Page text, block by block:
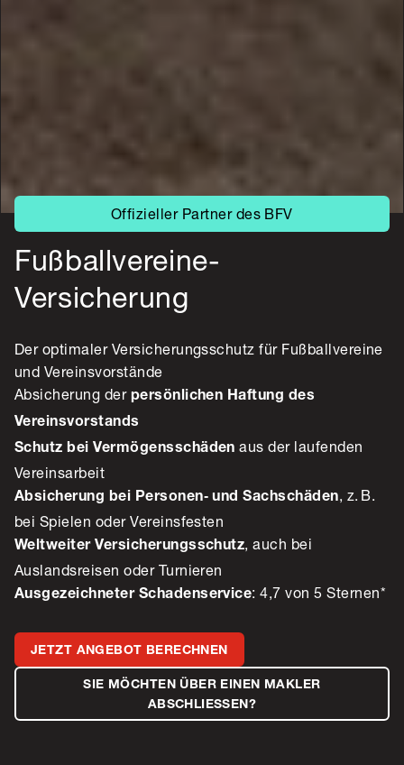
Fußballvereine-
Versicherung
Der optimaler Versicherungsschutz für Fußballvereine
und Vereinsvorstände
Absicherung der persönlichen Haftung des
Vereinsvorstands
Schutz bei Vermögensschäden aus der laufenden
Vereinsarbeit
Absicherung bei Personen‑ und Sachschäden, z. B.
bei Spielen oder Vereinsfesten
Weltweiter Versicherungsschutz, auch bei
Auslandsreisen oder Turnieren
Ausgezeichneter Schadenservice: 4,7 von 5 Sternen*
JETZT ANGEBOT BERECHNEN
SIE MÖCHTEN ÜBER EINEN MAKLER
ABSCHLIESSEN?
Offizieller Partner des BFV